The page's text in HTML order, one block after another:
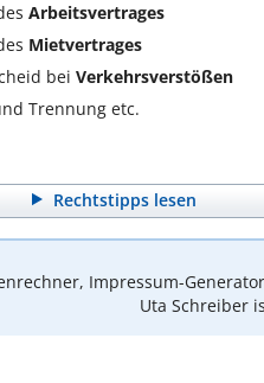
Arbeitsvertrages
Mietvertrages
bei Verkehrsverstößen
Trennung etc.
Rechtstipps lesen
Impressum-
Uta Schreiber